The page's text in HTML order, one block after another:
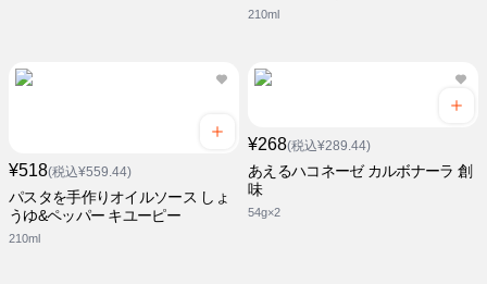
210ml
¥518(税込¥559.44)
パスタを手作りオイルソース しょ
うゆ&ペッパー キユーピー
210ml
¥268(税込¥289.44)
あえるハコネーゼ カルボナーラ 創
味
54g×2